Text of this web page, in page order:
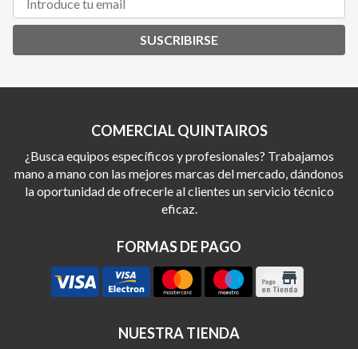
SUSCRIBIRSE
COMERCIAL QUINTAIROS
¿Busca equipos específicos y profesionales? Trabajamos
mano a mano con las mejores marcas del mercado, dándonos
la oportunidad de ofrecerle al clientes un servicio técnico
eficaz.
FORMAS DE PAGO
NUESTRA TIENDA